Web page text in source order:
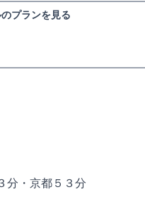
プランを見る
分・京都５３分